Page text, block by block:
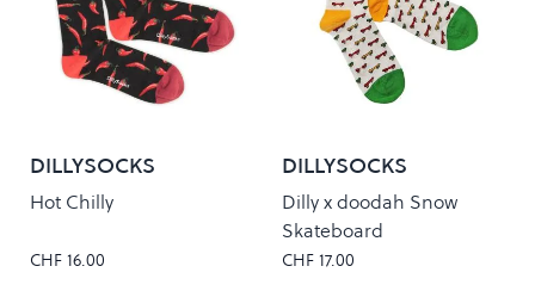
DILLYSOCKS
Hot Chilly
CHF 16.00
DILLYSOCKS
Dilly x doodah Snow
Skateboard
CHF 17.00